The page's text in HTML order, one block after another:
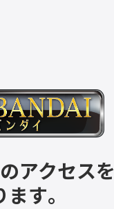
アクセスを
す。